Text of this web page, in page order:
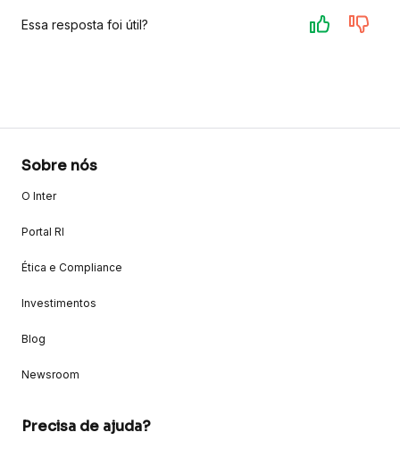
Essa resposta foi útil?
Sobre nós
O Inter
Portal RI
Ética e Compliance
Investimentos
Blog
Newsroom
Precisa de ajuda?